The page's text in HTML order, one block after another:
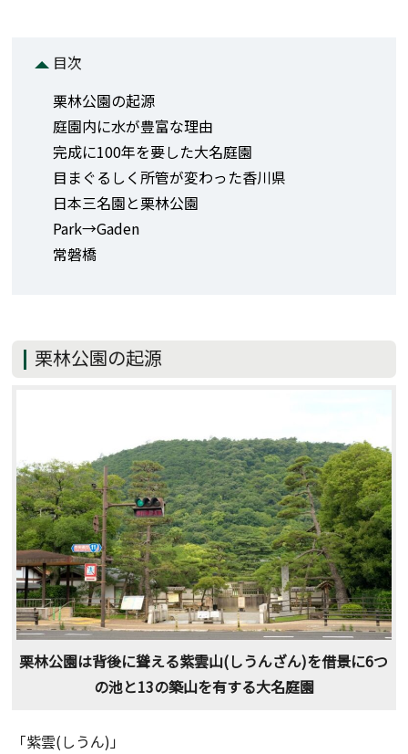
目次
栗林公園の起源
庭園内に水が豊富な理由
完成に100年を要した大名庭園
目まぐるしく所管が変わった香川県
日本三名園と栗林公園
Park→Gaden
常磐橋
栗林公園の起源
栗林公園は背後に聳える紫雲山(しうんざん)を借景に6つ
の池と13の築山を有する大名庭園
「紫雲(しうん)」